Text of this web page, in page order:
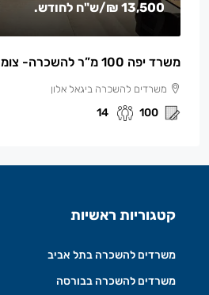
13,500 ₪ /ש"ח לחודש.
משרד יפה 100 מ”ר להשכרה- צומת השלום
משרדים להשכרה ביגאל אלון
100
14
קטגוריות ראשיות
משרדים להשכרה בתל אביב
משרדים להשכרה בבורסה